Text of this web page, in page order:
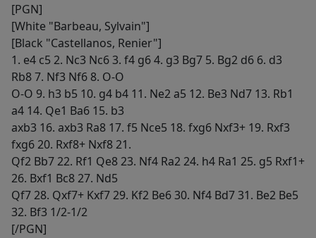
[PGN]
[White "Barbeau, Sylvain"]
[Black "Castellanos, Renier"]
1. e4 c5 2. Nc3 Nc6 3. f4 g6 4. g3 Bg7 5. Bg2 d6 6. d3
Rb8 7. Nf3 Nf6 8. O-O
O-O 9. h3 b5 10. g4 b4 11. Ne2 a5 12. Be3 Nd7 13. Rb1
a4 14. Qe1 Ba6 15. b3
axb3 16. axb3 Ra8 17. f5 Nce5 18. fxg6 Nxf3+ 19. Rxf3
fxg6 20. Rxf8+ Nxf8 21.
Qf2 Bb7 22. Rf1 Qe8 23. Nf4 Ra2 24. h4 Ra1 25. g5 Rxf1+
26. Bxf1 Bc8 27. Nd5
Qf7 28. Qxf7+ Kxf7 29. Kf2 Be6 30. Nf4 Bd7 31. Be2 Be5
32. Bf3 1/2-1/2
[/PGN]